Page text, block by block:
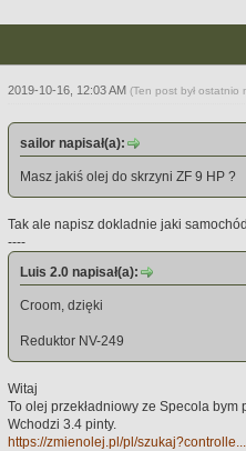
2019-10-16, 12:03 AM(Ten post był
sailor napisał(a):
Masz jakiś olej do skrzyni ZF 9 HP ?
Tak ale napisz dokladnie jaki samochód
----
Luis 2.0 napisał(a):
Croom, dzięki
Reduktor NV-249
Witaj
To olej przekładniowy ze Specola bym
Wchodzi 3.4 pinty.
https://zmienolej.pl/pl/